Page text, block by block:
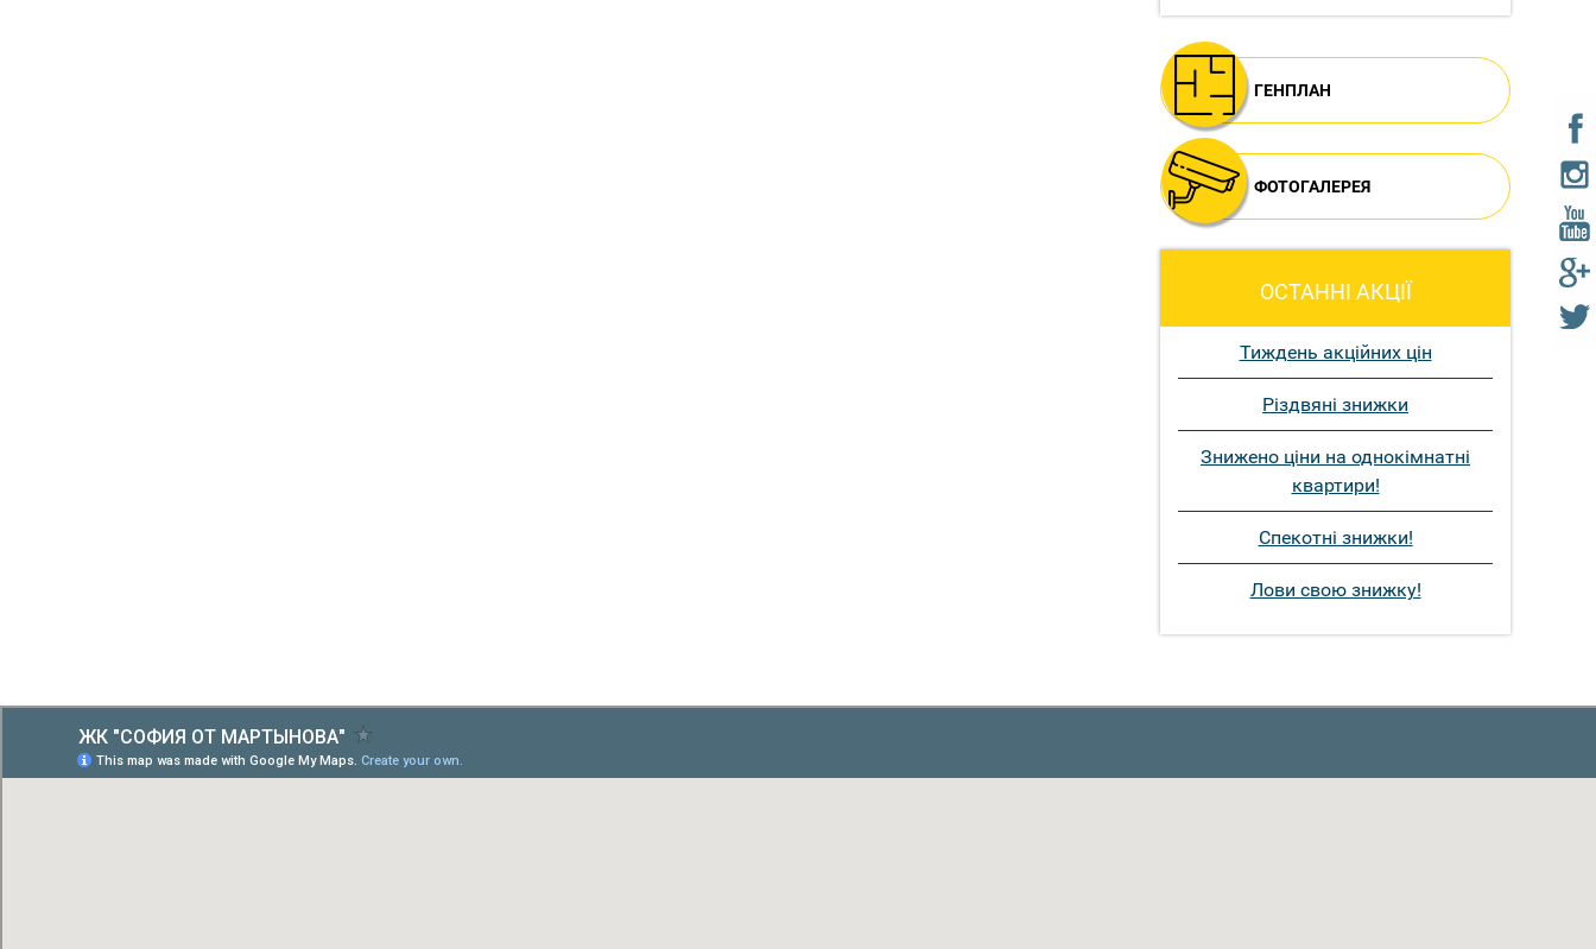
ГЕНПЛАН
ФОТОГАЛЕРЕЯ
ОСТАННІ АКЦІЇ
Тиждень акційних цін
Різдвяні знижки
Знижено ціни на однокімнатні
квартири!
Спекотні знижки!
Лови свою знижку!